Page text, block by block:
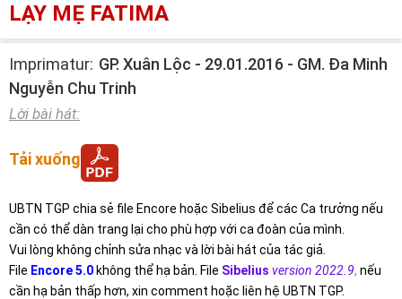
LẠY MẸ FATIMA
Imprimatur: GP. Xuân Lộc - 29.01.2016 - GM. Đa Minh
Nguyễn Chu Trinh
Lời bài hát:
Tải xuống
UBTN TGP chia sẻ file Encore hoặc Sibelius để các Ca trưởng nếu
cần có thể dàn trang lại cho phù hợp với ca đoàn của mình.
Vui lòng không chỉnh sửa nhạc và lời bài hát của tác giả.
File Encore 5.0 không thể hạ bản. File Sibelius version 2022.9, nếu
cần hạ bản thấp hơn, xin comment hoặc liên hệ UBTN TGP.